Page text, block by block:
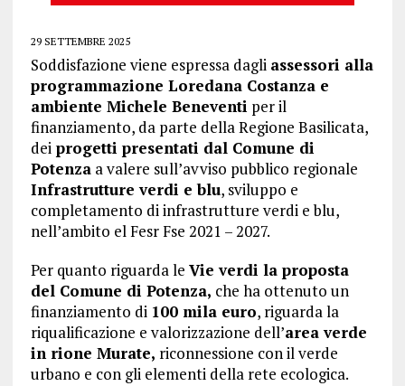
29 SETTEMBRE 2025
Soddisfazione viene espressa dagli assessori alla
programmazione Loredana Costanza e
ambiente Michele Beneventi per il
finanziamento, da parte della Regione Basilicata,
deiprogetti presentati dal Comune di
Potenzaa valere sull’avviso pubblico regionale
Infrastrutture verdi e blu, sviluppo e
completamento di infrastrutture verdi e blu,
nell’ambito el Fesr Fse 2021 – 2027.
Per quanto riguarda le Vie verdi la proposta
del Comune di Potenza, che ha ottenuto un
finanziamento di 100 mila euro, riguarda la
riqualificazione e valorizzazione dell’area verde
in rione Murate, riconnessione con il verde
urbano e con gli elementi della rete ecologica.